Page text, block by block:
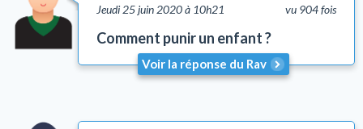
vu 904 fois
Jeudi 25 juin 2020 à 10h21
Comment punir un enfant ?
Voir la réponse du Rav